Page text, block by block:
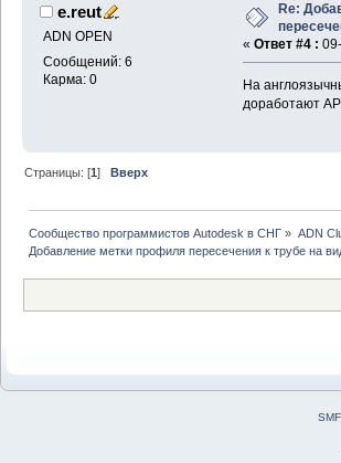
e.reut
ADN OPEN
Сообщений: 6
Карма: 0
Re:
« Ответ #4 :
На
доработают
Страницы: [1]Вверх
Сообщество программистов Autodesk в СНГ » ADN
Добавление метки профиля пересечения к трубе на